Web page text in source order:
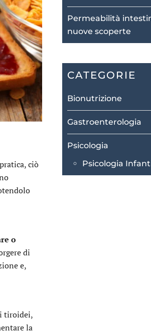
ciò
o
di
e,
tiroidei,
la
Permeabilità
nuove scoperte
CATEGORIE
Bionutrizione
Gastroenterologia
Psicologia
Psicologia